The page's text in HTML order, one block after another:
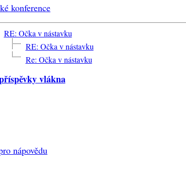
konference
RE: Očka v nástavku
RE: Očka v nástavku
Re: Očka v nástavku
vlákna
nápovědu